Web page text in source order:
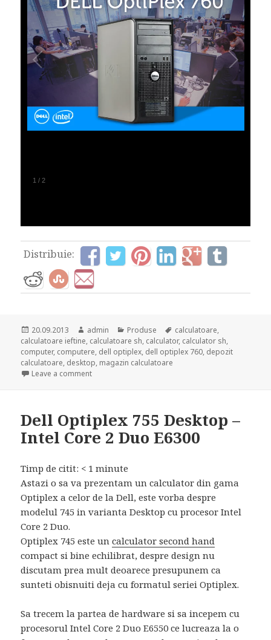
1 /2
Distribuie:
Posted
on
20.09.2013 Author
admin Categories
Produse Tags
calculatoare,
calculatoare ieftine, calculatoare sh, calculator, calculator sh,
computer, computere, dell optiplex, dell optiplex 760, depozit
calculatoare, desktop, magazin calculatoare
Leave a commenton Dell Optiplex 760 – Business Computer
Dell Optiplex 755 Desktop –
Intel Core 2 Duo E6300
Timp de citit: < 1 minute
Astazi o sa va prezentam un calculator din gama
Optiplex a celor de la Dell, este vorba despre
modelul 745 in varianta Desktop cu procesor Intel
Core 2 Duo.
Optiplex 745 este uncalculator second hand
compact si bine echilibrat, despre design nu
discutam prea mult deoarece presupunem ca
sunteti obisnuiti deja cu formatul seriei Optiplex.
Sa trecem la partea de hardware si sa incepem cu
procesorul Intel Core 2 Duo E6550 ce lucreaza la o